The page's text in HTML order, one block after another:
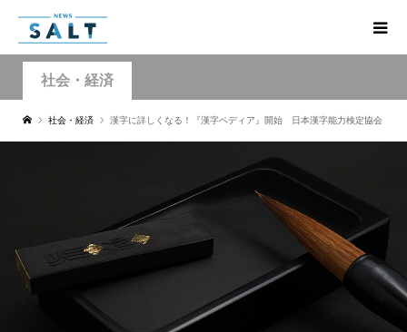
社会・経済
社会・経済 漢字に詳しくなる！『漢字ペディア』開始 日本漢字能力検定協会